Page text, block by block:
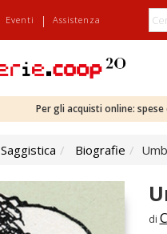
Eventi | Assistenza
Per gli acquisti online:
Saggistica Biografie
di